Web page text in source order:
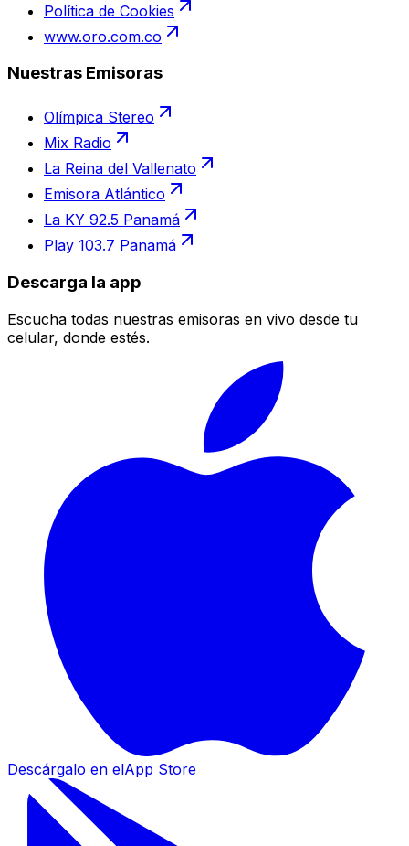
Política de Cookies
www.oro.com.co
Nuestras Emisoras
Olímpica Stereo
Mix Radio
La Reina del Vallenato
Emisora Atlántico
La KY 92.5 Panamá
Play 103.7 Panamá
Descarga la app
Escucha todas nuestras emisoras en vivo desde tu
celular, donde estés.
Descárgalo en elApp Store